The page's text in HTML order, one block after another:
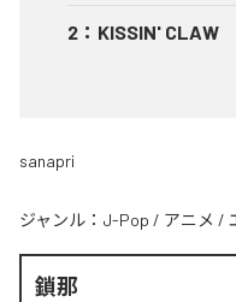
2 ： KISSIN' CLAW
sanapri
ジャンル： J-Pop / アニメ /
鎖那